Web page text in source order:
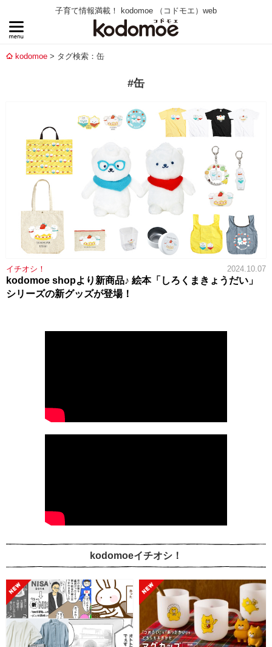
子育て情報満載！ kodomoe （コドモエ）web
kodomoe タグ検索：缶
#缶
イチオシ！ 2024.10.07
kodomoe shopより新商品♪ 絵本「しろくまきょうだい」
シリーズの新グッズが登場！
kodomoeイチオシ！